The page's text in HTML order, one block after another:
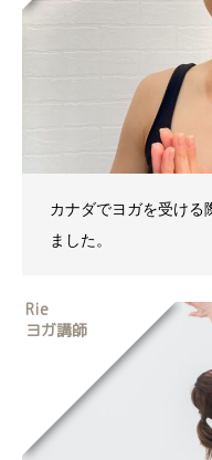
カナダでヨガを受ける
ました。
Rie
ヨガ講師